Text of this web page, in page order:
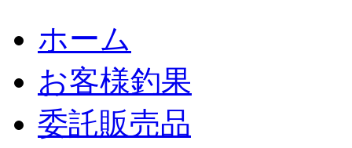
ホーム
お客様釣果
委託販売品